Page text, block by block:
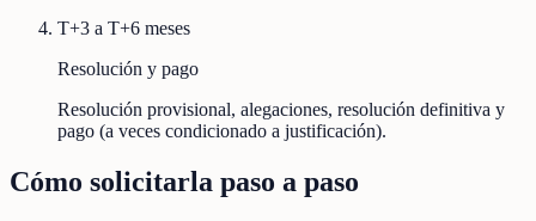
T+3 a T+6 meses
Resolución y pago
Resolución provisional, alegaciones, resolución definitiva y
pago (a veces condicionado a justificación).
Cómo solicitarla paso a paso